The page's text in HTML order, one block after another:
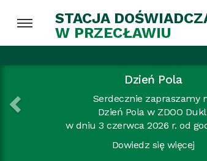
STACJA
W PRZECŁAWIU
Serdecznie zapraszamy na
Dzień Pola w ZDOO Dukli
3 czerwca 2026 r. od godz 10:00
Previous